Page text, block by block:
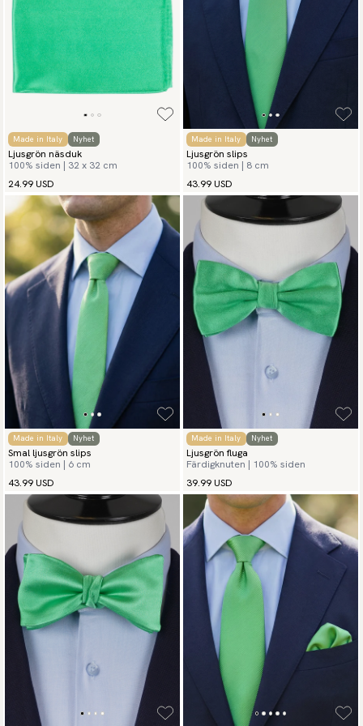
Made in Italy Nyhet
Ljusgrön näsduk
100% siden | 32 x 32 cm
24.99 USD
Made in Italy Nyhet
Ljusgrön slips
100% siden | 8 cm
43.99 USD
Made in Italy Nyhet
Smal ljusgrön slips
100% siden | 6 cm
43.99 USD
Made in Italy Nyhet
Ljusgrön fluga
Färdigknuten | 100% siden
39.99 USD